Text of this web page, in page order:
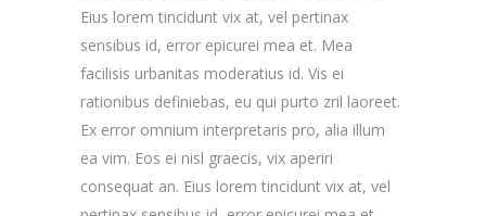
Eius lorem tincidunt vix at, vel pertinax
sensibus id, error epicurei mea et. Mea
facilisis urbanitas moderatius id. Vis ei
rationibus definiebas, eu qui purto zril laoreet.
Ex error omnium interpretaris pro, alia illum
ea vim. Eos ei nisl graecis, vix aperiri
consequat an. Eius lorem tincidunt vix at, vel